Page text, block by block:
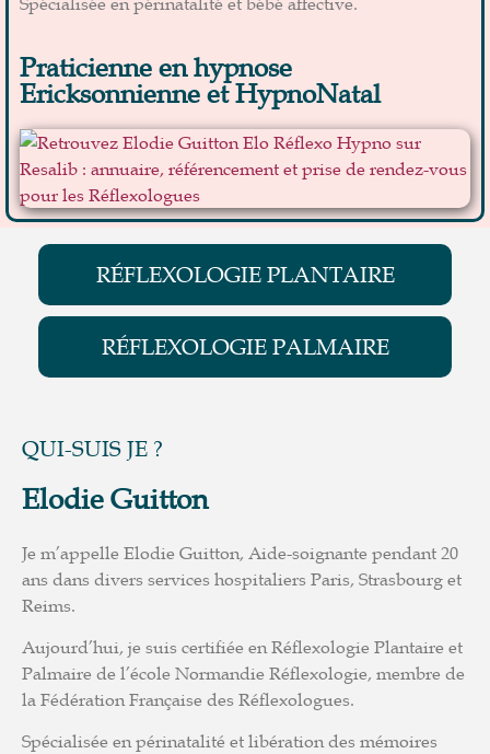
Praticienne en hypnose
Ericksonnienne et HypnoNatal
RÉFLEXOLOGIE PLANTAIRE
RÉFLEXOLOGIE PALMAIRE
QUI-SUIS JE ?
Elodie Guitton
Je m’appelle Elodie Guitton, Aide-soignante pendant 20
ans dans divers services hospitaliers Paris, Strasbourg et
Reims.
Aujourd’hui, je suis certifiée en Réflexologie Plantaire et
Palmaire de l’école Normandie Réflexologie, membre de
la Fédération Française des Réflexologues.
Spécialisée en périnatalité et libération des mémoires